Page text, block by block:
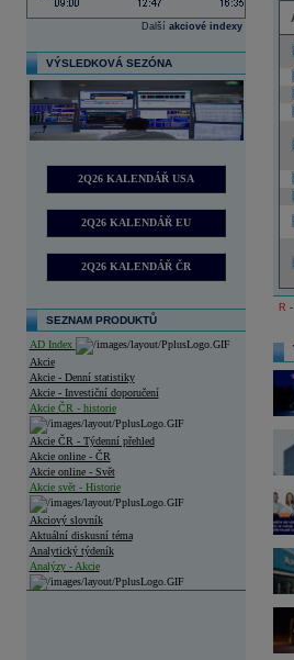
Další akciové indexy
VÝSLEDKOVÁ SEZÓNA
2Q26 KALENDÁŘ USA
2Q26 KALENDÁŘ EU
2Q26 KALENDÁŘ ČR
SEZNAM PRODUKTŮ
AD Index
Akcie
Akcie - Denní statistiky
Akcie - Investiční doporučení
Akcie ČR - historie
Akcie ČR - Týdenní přehled
Akcie online - ČR
Akcie online - Svět
Akcie svět - Historie
Akciový slovník
Aktuální diskusní téma
Analytický týdeník
Analýzy - Akcie
R